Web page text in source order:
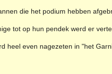
die het podium hebben
tot op hun pendek werd er
heel even nagezeten in "het